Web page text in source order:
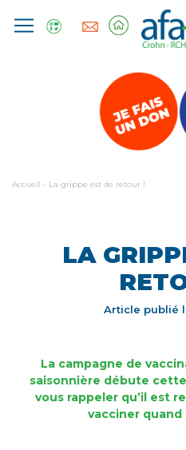
Accueil - La grippe est de retour !
LA
Article publié
La campagne de
saisonnière débute
vous rappeler qu’il est
vacciner quand